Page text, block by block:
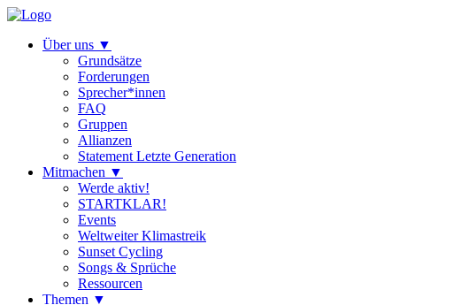
Über uns ▼
Grundsätze
Forderungen
Sprecher*innen
FAQ
Gruppen
Allianzen
Statement Letzte Generation
Mitmachen ▼
Werde aktiv!
STARTKLAR!
Events
Weltweiter Klimastreik
Sunset Cycling
Songs & Sprüche
Ressourcen
Themen ▼